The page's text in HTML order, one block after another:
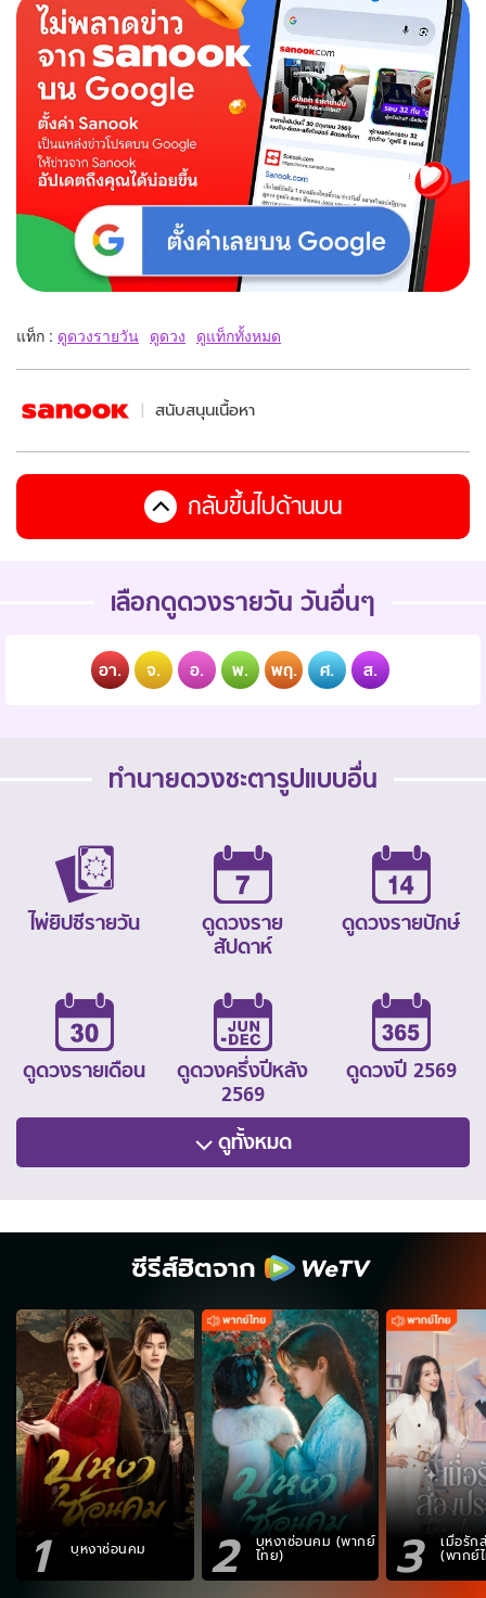
แท็ก : ดูดวงรายวัน ดูดวง ดูแท็กทั้งหมด
สนับสนุนเนื้อหา
กลับขึ้นไปด้านบน
เลือกดูดวงรายวัน วันอื่นๆ
อา. จ. อ. พ. พฤ. ศ. ส.
ทำนายดวงชะตารูปแบบอื่น
ไพ่ยิปซีรายวัน
ดูดวงราย
สัปดาห์
ดูดวงรายปักษ์
ดูดวงรายเดือน
ดูดวงครึ่งปีหลัง
2569
ดูดวงปี 2569
ดูทั้งหมด
ซีรีส์ฮิตจาก
1 บุหงาซ่อนคม 2 บุหงาซ่อนคม (พากย์
ไทย) 3 เมื่อรัก
(พากย์